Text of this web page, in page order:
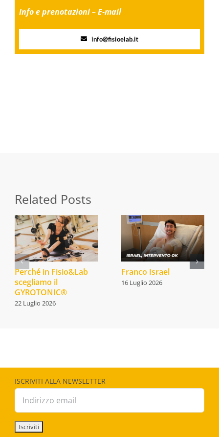
Info e prenotazioni – E-mail
info@fisioelab.it
Related Posts
Perché in Fisio&Lab
scegliamo il
GYROTONIC®
22 Luglio 2026
Franco Israel
16 Luglio 2026
ISCRIVITI ALLA NEWSLETTER